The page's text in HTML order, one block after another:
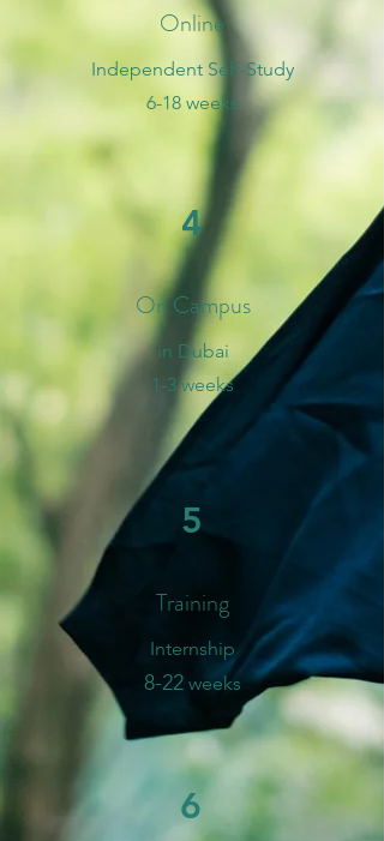
Online
Independent Self-Study
6-18 weeks
4
On Campus
in Dubai
1-3 weeks
5
Training
Internship
8-22 weeks
6